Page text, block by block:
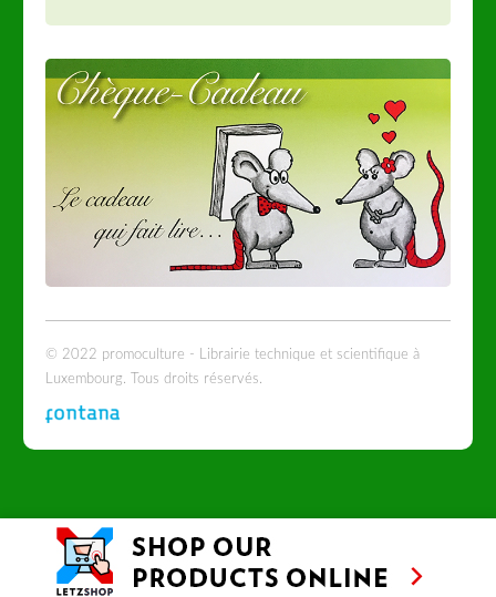
© 2022 promoculture - Librairie technique et scientifique à
Luxembourg. Tous droits réservés.